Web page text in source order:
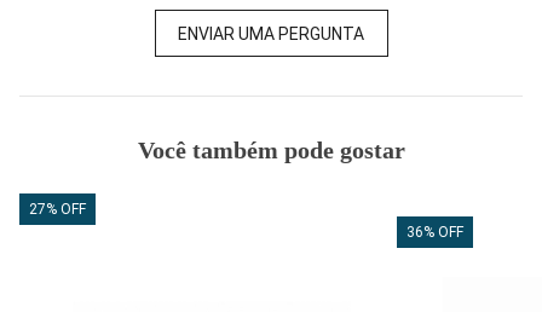
ENVIAR UMA PERGUNTA
Você também pode gostar
27% OFF
36% OFF